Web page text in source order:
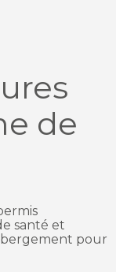
de
santé et
pour